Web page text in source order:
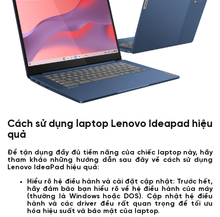
Cách sử dụng laptop Lenovo Ideapad hiệu
quả
Để tận dụng đầy đủ tiềm năng của chiếc laptop này, hãy
tham khảo những hướng dẫn sau đây về cách sử dụng
Lenovo IdeaPad hiệu quả:
Hiểu rõ hệ điều hành và cài đặt cập nhật: Trước hết,
hãy đảm bảo bạn hiểu rõ về hệ điều hành của máy
(thường là Windows hoặc DOS). Cập nhật hệ điều
hành và các driver đều rất quan trọng để tối ưu
hóa hiệu suất và bảo mật của laptop.